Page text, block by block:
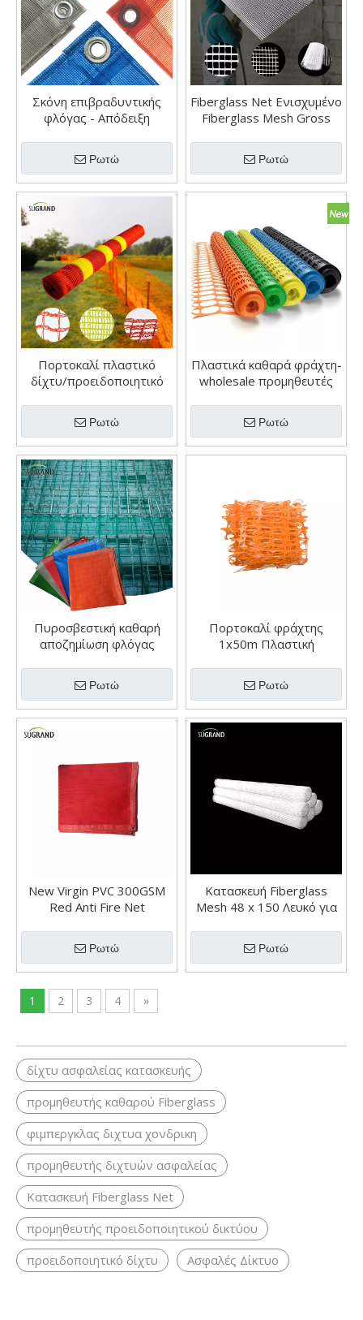
Σκόνη επιβραδυντικής
φλόγας - Απόδειξη
Ρωτώ
Fiberglass Net Ενισχυμένο
Fiberglass Mesh Gross
Ρωτώ
Πορτοκαλί πλαστικό
δίχτυ/προειδοποιητικό
Ρωτώ
Πλαστικά καθαρά φράχτη-
wholesale προμηθευτές
Ρωτώ
Πυροσβεστική καθαρή
αποζημίωση φλόγας
Δίκτυο
Ρωτώ
Πορτοκαλί φράχτης
1x50m Πλαστική
Ρωτώ
New Virgin PVC 300GSM
Red Anti Fire Net
Ρωτώ
Κατασκευή Fiberglass
Mesh 48 x 150 Λευκό για
Ρωτώ
1 2 3 4 »
δίχτυ ασφαλείας κατασκευής
προμηθευτής καθαρού Fiberglass
φιμπεργκλας διχτυα χονδρικη
προμηθευτής διχτυών ασφαλείας
Κατασκευή Fiberglass Net
προμηθευτής προειδοποιητικού δικτύου
προειδοποιητικό δίχτυ
Ασφαλές Δίκτυο